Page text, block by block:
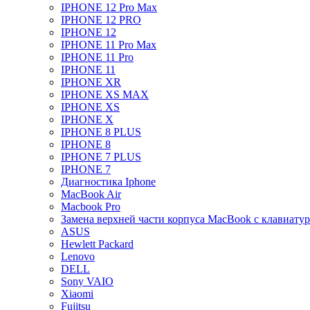
IPHONE 12 Pro Max
IPHONE 12 PRO
IPHONE 12
IPHONE 11 Pro Max
IPHONE 11 Pro
IPHONE 11
IPHONE XR
IPHONE XS MAX
IPHONE XS
IPHONE X
IPHONE 8 PLUS
IPHONE 8
IPHONE 7 PLUS
IPHONE 7
Диагностика Iphone
MacBook Air
Macbook Pro
Замена верхней части корпуса MacBook с
ASUS
Hewlett Packard
Lenovo
DELL
Sony VAIO
Xiaomi
Fujitsu